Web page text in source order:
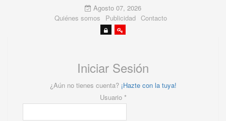
Agosto 07, 2026
Quiénes somos
Publicidad Contacto
Iniciar Sesión
¿Aún no tienes cuenta? ¡Hazte con la tuya!
Usuario *